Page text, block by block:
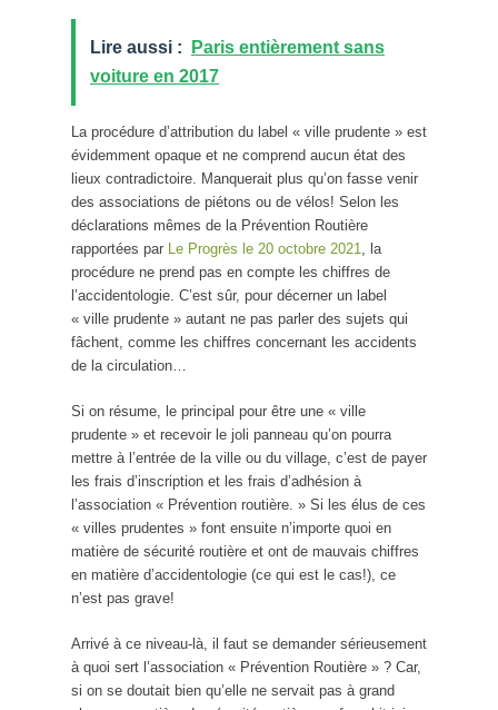
Lire aussi :
Paris entièrement sans
voiture en 2017
La procédure d’attribution du label « ville prudente » est
évidemment opaque et ne comprend aucun état des
lieux contradictoire. Manquerait plus qu’on fasse venir
des associations de piétons ou de vélos! Selon les
déclarations mêmes de la Prévention Routière
rapportées par
Le Progrès le 20 octobre 2021
, la
procédure ne prend pas en compte les chiffres de
l’accidentologie. C’est sûr, pour décerner un label
« ville prudente » autant ne pas parler des sujets qui
fâchent, comme les chiffres concernant les accidents
de la circulation…
Si on résume, le principal pour être une « ville
prudente » et recevoir le joli panneau qu’on pourra
mettre à l’entrée de la ville ou du village, c’est de payer
les frais d’inscription et les frais d’adhésion à
l’association « Prévention routière. » Si les élus de ces
« villes prudentes » font ensuite n’importe quoi en
matière de sécurité routière et ont de mauvais chiffres
en matière d’accidentologie (ce qui est le cas!), ce
n’est pas grave!
Arrivé à ce niveau-là, il faut se demander sérieusement
à quoi sert l’association « Prévention Routière » ? Car,
si on se doutait bien qu’elle ne servait pas à grand